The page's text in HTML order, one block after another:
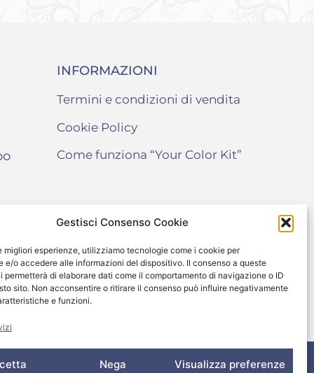
Gestisci Consenso Cookie
migliori esperienze, utilizziamo tecnologie come i cookie per
e/o accedere alle informazioni del dispositivo. Il consenso a queste
permetterà di elaborare dati come il comportamento di navigazione o ID
sito. Non acconsentire o ritirare il consenso può influire negativamente
e funzioni.
Nega Visualizza preferenze
INFORMAZIONI
Termini e condizioni di vendita
Cookie Policy
Come funziona “Your Color Kit”